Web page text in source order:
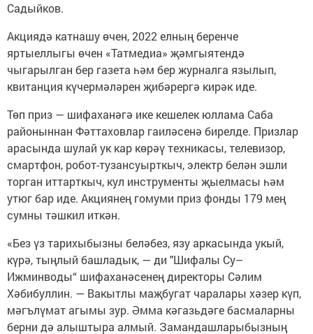
Садыйков.
Акциядә катнашу өчен, 2022 елның беренче
яртыеллыгы өчен «Татмедиа» җәмгыятендә
чыгарылган бер газета һәм бер журналга язылып,
квитанция күчермәләрен җибәрергә кирәк иде.
Төп приз — шифаханәгә ике кешелек юллама Саба
районыннан Фәттаховлар гаиләсенә бирелде. Призлар
арасында шулай ук кар көрәү техникасы, телевизор,
смартфон, робот-тузансуырткыч, электр белән эшли
торган иттарткыч, кул инструменты җыелмасы һәм
утюг бар иде. Акциянең гомуми приз фонды 179 мең
сумны тәшкил иткән.
«Без үз тарихыбызны беләбез, язу аркасында укый,
күрә, тыңлый башладык, — ди "Шифалы Су–
Ижминводы“ шифаханәсенең директоры Сәлим
Хәбибуллин. — Вакытлы маҗбугат чаралары хәзер күп,
мәгълүмат агымы зур. Әмма кәгазьдәге басмаларны
берни дә алыштыра алмый. Замандашларыбызның